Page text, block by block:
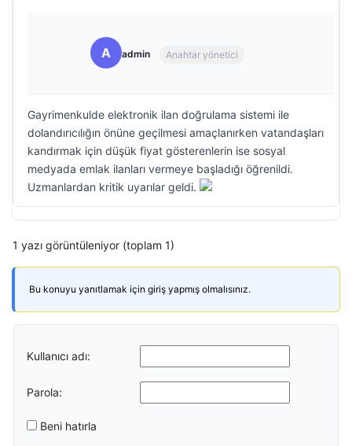
A admin Anahtar yönetici
Gayrimenkulde elektronik ilan doğrulama sistemi ile
dolandırıcılığın önüne geçilmesi amaçlanırken vatandaşları
kandırmak için düşük fiyat gösterenlerin ise sosyal
medyada emlak ilanları vermeye başladığı öğrenildi.
Uzmanlardan kritik uyarılar geldi.
1 yazı görüntüleniyor (toplam 1)
Bu konuyu yanıtlamak için giriş yapmış olmalısınız.
Kullanıcı adı:
Parola:
Beni hatırla